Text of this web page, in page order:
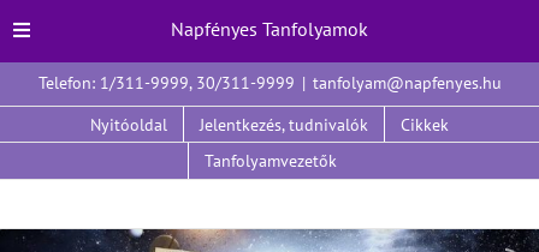
KihagyásTelefon: 1/311-9999, 30/311-9999 | tanfolyam@napfenyes.hu
Nyitóoldal
Jelentkezés, tudnivalók
Cikkek
Tanfolyamvezetők
Napfényes Tanfolyamok